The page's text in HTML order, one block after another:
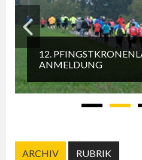
12.
ANMELDUNG
Zurück
ARCHIV (AKTIVER REITER)
RUBRIK